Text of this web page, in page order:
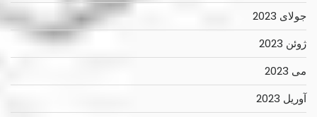
جولای 2023
ژوئن 2023
می 2023
آوریل 2023